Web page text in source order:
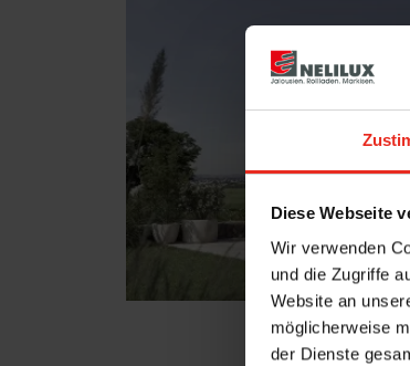
Diese Webseite
Wir verwenden
und die Zugriffe
Website an
möglicherweise
der Dienste